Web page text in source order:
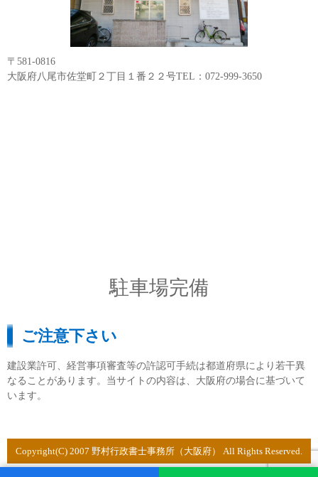
〒581-0816
大阪府八尾市佐堂町２丁目１番２２号TEL：072-999-3650
駐車場完備
ご注意下さい
建設業許可、経営事項審査等の許認可手続は都道府県により若干異
なることがあります。当サイトの内容は、大阪府の場合に基づいて
います。
Copyright(C) 2007 野村行政書士事務所（大阪府） All Rights Reserved.